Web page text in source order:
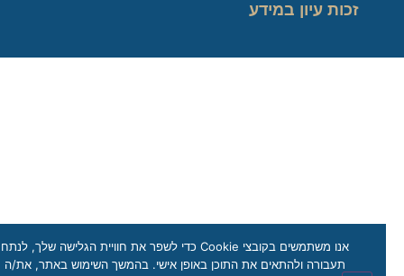
זכות עיון במידע
אנו משתמשים בקובצי Cookie כדי לשפר את חוויית הגלישה שלך, לנתח
תעבורה ולהתאים את התוכן באופן אישי. בהמשך השימוש באתר, את/ה